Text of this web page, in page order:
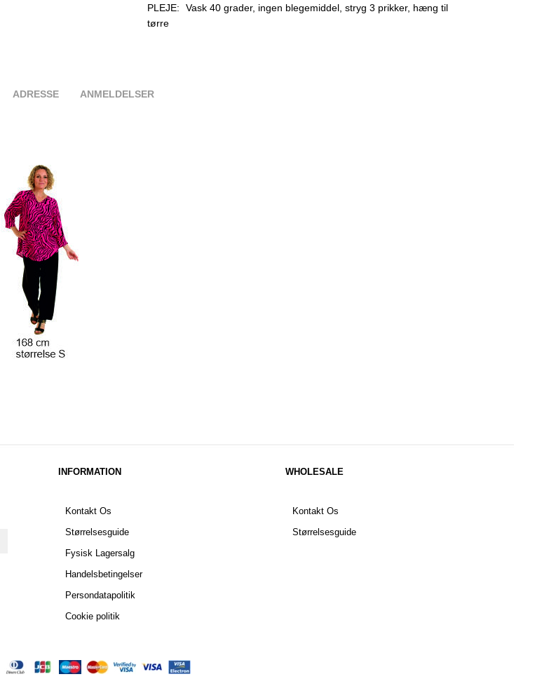
PLEJE:
Vask 40 grader, ingen blegemiddel, stryg 3 prikker, hæng til
tørre
ADRESSE ANMELDELSER
INFORMATION
Kontakt Os
Størrelsesguide
Fysisk Lagersalg
Handelsbetingelser
Persondatapolitik
Cookie politik
WHOLESALE
Kontakt Os
Størrelsesguide